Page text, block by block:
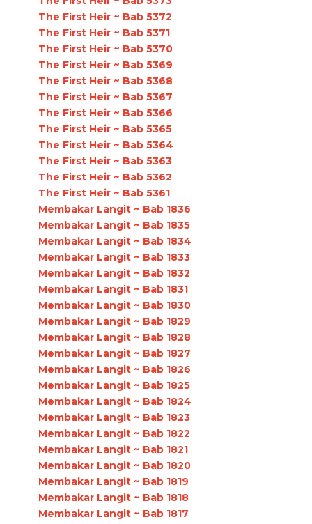
The First Heir ~ Bab 5372
The First Heir ~ Bab 5371
The First Heir ~ Bab 5370
The First Heir ~ Bab 5369
The First Heir ~ Bab 5368
The First Heir ~ Bab 5367
The First Heir ~ Bab 5366
The First Heir ~ Bab 5365
The First Heir ~ Bab 5364
The First Heir ~ Bab 5363
The First Heir ~ Bab 5362
The First Heir ~ Bab 5361
Membakar Langit ~ Bab 1836
Membakar Langit ~ Bab 1835
Membakar Langit ~ Bab 1834
Membakar Langit ~ Bab 1833
Membakar Langit ~ Bab 1832
Membakar Langit ~ Bab 1831
Membakar Langit ~ Bab 1830
Membakar Langit ~ Bab 1829
Membakar Langit ~ Bab 1828
Membakar Langit ~ Bab 1827
Membakar Langit ~ Bab 1826
Membakar Langit ~ Bab 1825
Membakar Langit ~ Bab 1824
Membakar Langit ~ Bab 1823
Membakar Langit ~ Bab 1822
Membakar Langit ~ Bab 1821
Membakar Langit ~ Bab 1820
Membakar Langit ~ Bab 1819
Membakar Langit ~ Bab 1818
Membakar Langit ~ Bab 1817